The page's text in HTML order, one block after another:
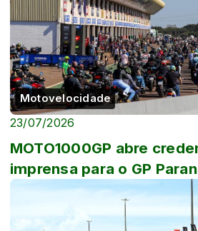
Motovelocidade
23/07/2026
MOTO1000GP abre
imprensa para o GP